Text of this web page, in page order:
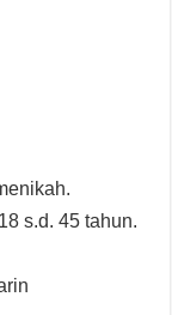
s.d. 45 tahun.